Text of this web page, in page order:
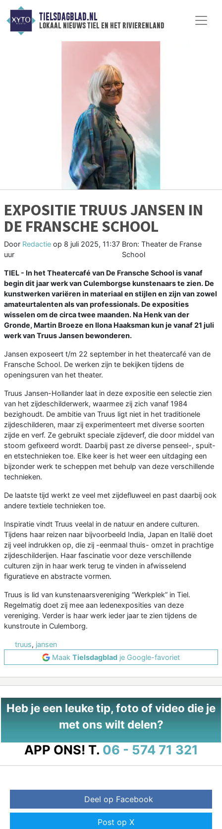
TIELSDAGBLAD.NL
lokaal nieuws tiel en het rivierenland
EXPOSITIE TRUUS JANSEN IN
DE FRANSCHE SCHOOL
Door Redactie op 8 juli 2025, 11:37
uur
Bron: Theater de Franse
School
TIEL - In het Theatercafé van De Fransche School is vanaf
begin dit jaar werk van Culemborgse kunstenaars te zien. De
kunstwerken variëren in materiaal en stijlen en zijn van zowel
amateurtalenten als van professionals. De exposities
wisselen om de circa twee maanden. Na Henk van der
Gronde, Martin Broeze en Ilona Haaksman kun je vanaf 21 juli
werk van Truus Jansen bewonderen.
Jansen exposeert t/m 22 september in het theatercafé van de
Fransche School. De werken zijn te bekijken tijdens de
openingsuren van het theater.
Truus Jansen-Hollander laat in deze expositie een selectie zien
van het zijdeschilderwerk, waarmee zij zich vanaf 1984
bezighoudt. De ambitie van Truus ligt niet in het traditionele
zijdeschilderen, maar zij experimenteert met diverse soorten
zijde en verf. Ze gebruikt speciale zijdeverf, die door middel van
stoom gefixeerd wordt. Daarbij past ze diverse penseel-, spuit-
en etstechnieken toe. Elke keer is het weer een uitdaging een
bijzonder werk te scheppen met behulp van deze verschillende
technieken.
De laatste tijd werkt ze veel met zijdefluweel en past daarbij ook
andere textiele technieken toe.
Inspiratie vindt Truus veelal in de natuur en andere culturen.
Tijdens haar reizen naar bijvoorbeeld India, Japan en Italië doet
zij veel indrukken op, die zij -eenmaal thuis- omzet in prachtige
zijdeschilderijen. Haar fascinatie voor deze verschillende
culturen zijn in haar werk terug te vinden in afwisselend
figuratieve en abstracte vormen.
Truus is lid van kunstenaarsvereniging “Werkplek” in Tiel.
Regelmatig doet zij mee aan ledenexposities van deze
vereniging. Verder is haar werk ieder jaar te zien tijdens de
kunstroute in Culemborg.
truus, jansen
Maak Tielsdagblad je Google-favoriet
Heb je een leuke tip, foto of video die je
met ons wilt delen?
APP ONS! T. 06 - 574 71 321
Deel op Facebook
Post op X